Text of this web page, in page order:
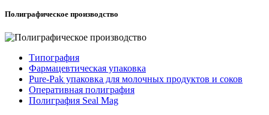
Полиграфическое производство
Типография
Фармацевтическая упаковка
Pure-Pak упаковка для молочных продуктов и соков
Оперативная полиграфия
Полиграфия Seal Mag